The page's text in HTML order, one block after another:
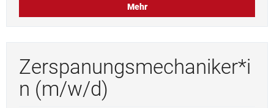
Mehr
Zerspanungsmechaniker*i
n (m/w/d)